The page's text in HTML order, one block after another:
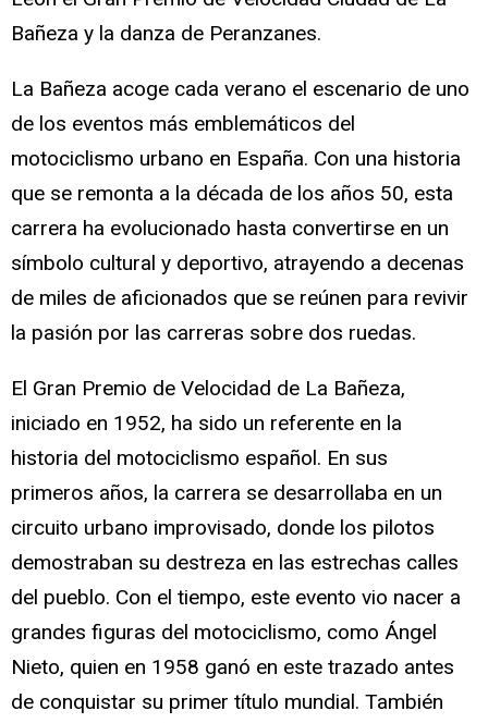
Bañeza y la danza de Peranzanes.
La Bañeza acoge cada verano el escenario de uno
de los eventos más emblemáticos del
motociclismo urbano en España. Con una historia
que se remonta a la década de los años 50, esta
carrera ha evolucionado hasta convertirse en un
símbolo cultural y deportivo, atrayendo a decenas
de miles de aficionados que se reúnen para revivir
la pasión por las carreras sobre dos ruedas.
El Gran Premio de Velocidad de La Bañeza,
iniciado en 1952, ha sido un referente en la
historia del motociclismo español. En sus
primeros años, la carrera se desarrollaba en un
circuito urbano improvisado, donde los pilotos
demostraban su destreza en las estrechas calles
del pueblo. Con el tiempo, este evento vio nacer a
grandes figuras del motociclismo, como Ángel
Nieto, quien en 1958 ganó en este trazado antes
de conquistar su primer título mundial. También